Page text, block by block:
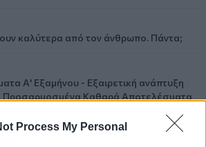
Process My Personal
καλύτερα από τον άνθρωπο. Πάντα;
Α' Εξαμήνου - Εξαιρετική ανάπτυξη
Προσαρμοσμένα Καθαρά Αποτελέσματα